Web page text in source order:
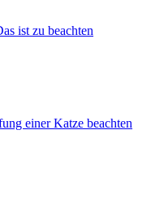
ist zu beachten
einer Katze beachten